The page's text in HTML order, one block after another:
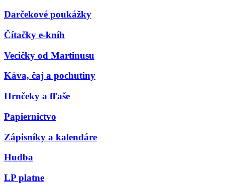
Darčekové poukážky
Čítačky e-kníh
Vecičky od Martinusu
Káva, čaj a pochutiny
Hrnčeky a fľaše
Papiernictvo
Zápisníky a kalendáre
Hudba
LP platne